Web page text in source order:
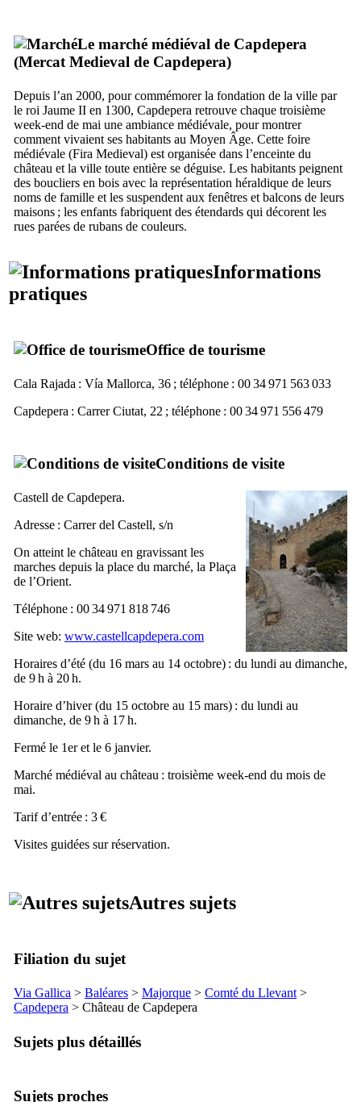
Le marché médiéval de Capdepera
(Mercat Medieval de Capdepera)
Depuis l’an 2000, pour commémorer la fondation de la ville par
le roi Jaume II en 1300, Capdepera retrouve chaque troisième
week-end de mai une ambiance médiévale, pour montrer
comment vivaient ses habitants au Moyen Âge. Cette foire
médiévale (Fira Medieval) est organisée dans l’enceinte du
château et la ville toute entière se déguise. Les habitants peignent
des boucliers en bois avec la représentation héraldique de leurs
noms de famille et les suspendent aux fenêtres et balcons de leurs
maisons ; les enfants fabriquent des étendards qui décorent les
rues parées de rubans de couleurs.
Informations
pratiques
Office de tourisme
Cala Rajada : Vía Mallorca, 36 ; téléphone : 00 34 971 563 033
Capdepera : Carrer Ciutat, 22 ; téléphone : 00 34 971 556 479
Conditions de visite
Castell de Capdepera.
Adresse : Carrer del Castell, s/n
On atteint le château en gravissant les
marches depuis la place du marché, la Plaça
de l’Orient.
Téléphone : 00 34 971 818 746
Site web: www.castellcapdepera.com
Horaires d’été (du 16 mars au 14 octobre) : du lundi au dimanche,
de 9 h à 20 h.
Horaire d’hiver (du 15 octobre au 15 mars) : du lundi au
dimanche, de 9 h à 17 h.
Fermé le 1er et le 6 janvier.
Marché médiéval au château : troisième week-end du mois de
mai.
Tarif d’entrée : 3 €
Visites guidées sur réservation.
Autres sujets
Filiation du sujet
Via Gallica > Baléares > Majorque > Comté du Llevant >
Capdepera > Château de Capdepera
Sujets plus détaillés
Sujets proches